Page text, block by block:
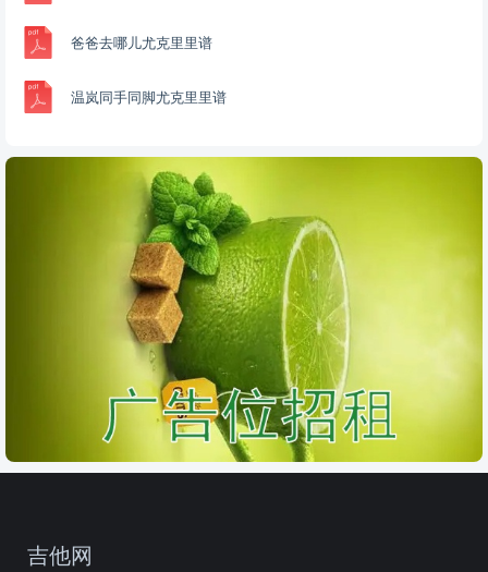
爸爸去哪儿尤克里里谱
温岚同手同脚尤克里里谱
吉他网